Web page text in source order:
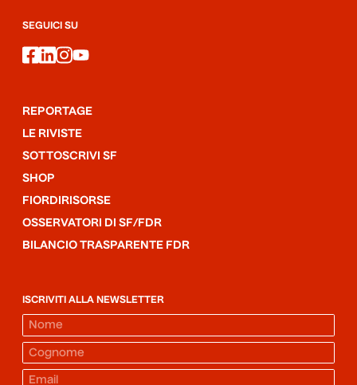
SEGUICI SU
facebook
linkedin
instagram
youtube
REPORTAGE
LE RIVISTE
SOTTOSCRIVI SF
SHOP
FIORDIRISORSE
OSSERVATORI DI SF/FDR
BILANCIO TRASPARENTE FDR
ISCRIVITI ALLA NEWSLETTER